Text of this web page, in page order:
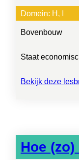
Domein: H, I
Bovenbouw
Staat
Bekijk deze
Hoe